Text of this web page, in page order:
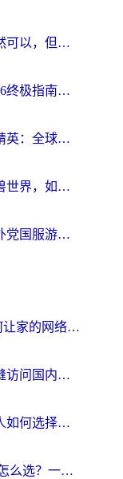
身在国外可以玩王者吗？当然可以，但你需要这份“加速”指南
海外游戏加速器哪个好？2026终极指南帮你畅玩国服+解决卡顿难题
身在海外，如何找回《反恐精英：全球攻势》国服的丝滑手感？一份给你的终极指南
从纽约到暴风城：美国玩魔兽世界，如何找到你的最佳网络航线
日本怎么玩奥拉星不卡？海外党国服游戏加速器选择全攻略
Openwrt 回国：在海外，如何让家的网络触手可及
香港翻墙回内地：海外党无缝访问国内资源的加速器选择全攻略
迅游和回国好用吗？海外华人如何选择靠谱的回国加速器
海外党必看：Clash回国机场怎么选？一篇搞定无缝访问国内资源的全攻略